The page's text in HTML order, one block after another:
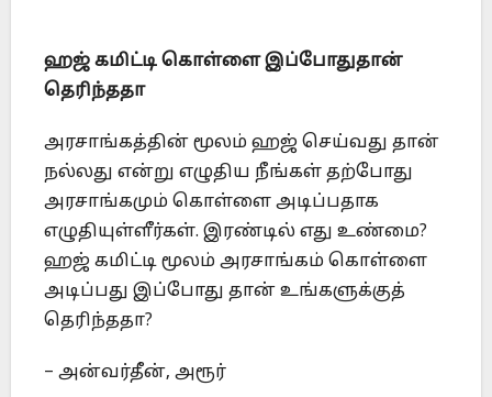
ஹஜ் கமிட்டி கொள்ளை இப்போதுதான்
தெரிந்ததா
அரசாங்கத்தின் மூலம் ஹஜ் செய்வது தான்
நல்லது என்று எழுதிய நீங்கள் தற்போது
அரசாங்கமும் கொள்ளை அடிப்பதாக
எழுதியுள்ளீர்கள். இரண்டில் எது உண்மை?
ஹஜ் கமிட்டி மூலம் அரசாங்கம் கொள்ளை
அடிப்பது இப்போது தான் உங்களுக்குத்
தெரிந்ததா?
– அன்வர்தீன், அரூர்